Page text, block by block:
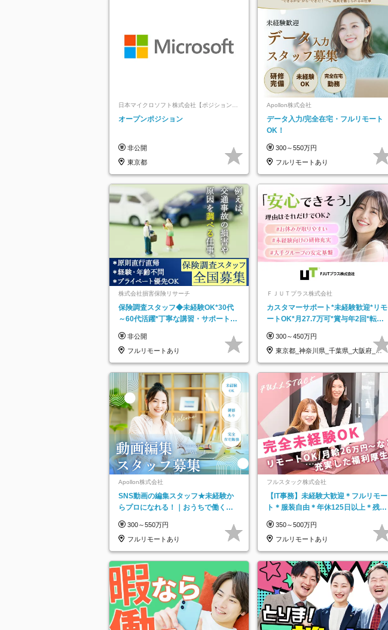
日本マイクロソフト株式会社【ポジションマ
ッチ登録】
オープンポジション
非公開
東京都
Apollon株式会社
データ入力/完全在宅・フルリモート
OK！
300～550万円
フルリモートあり
株式会社損害保険リサーチ
保険調査スタッフ◆未経験OK*30代
～60代活躍*丁寧な講習・サポートあ
託
非公開
フルリモートあり
ＦＪＵＴプラス株式会社
カスタマーサポート*未経験歓迎*リモ
ートOK*月27.7万可*賞与年2回*転勤
300～450万円
東京都_神奈川県_千葉県_大阪府_愛
知県…
Apollon株式会社
SNS動画の編集スタッフ★未経験か
らプロになれる！｜おうちで働くフ
300～550万円
フルリモートあり
フルスタック株式会社
【IT事務】未経験大歓迎＊フルリモー
ト＊服装自由＊年休125日以上＊残業
350～500万円
フルリモートあり